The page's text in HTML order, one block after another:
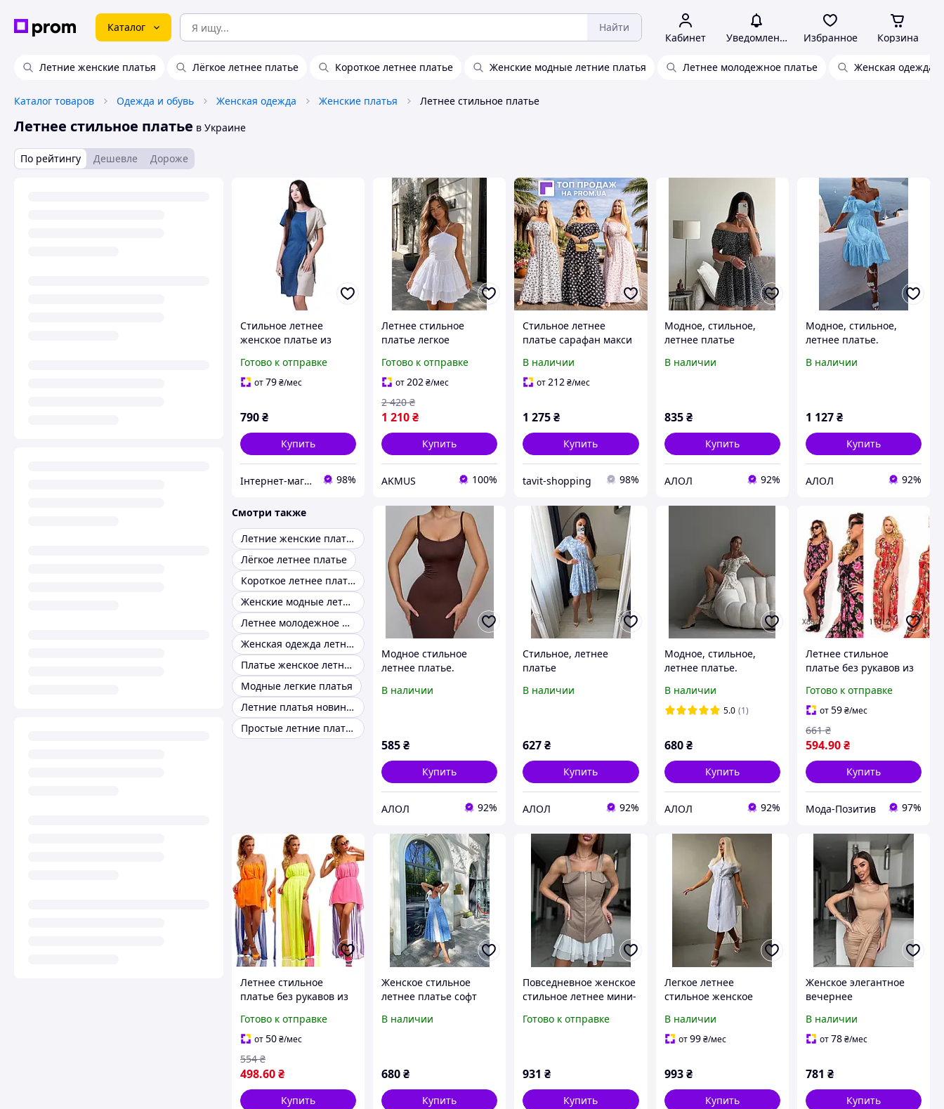
Каталог Найти
Кабинет Уведомления Избранное Корзина
Летние женские платья Лёгкое летнее платье Короткое летнее платье Женские модные летние платья Летнее молодежное платье Женская одежда
Каталог товаров Одежда и обувь Женская одежда Женские платья Летнее стильное платье
Летнее стильное платье в Украине
По рейтингу Дешевле Дороже
Стильное летнее
женское платье из
Готово к отправке
от79₴/мес
790₴
Купить
Інтернет-магазин "BOLIMI" 98%
Летнее стильное
платье легкое
Стильный сарафан из
хлопка на бретельках
Мини-платья
Красивые модные
Готово к отправке
от202₴/мес
1 210₴
2 420 ₴
Купить
AKMUS 100%
Стильное летнее
платье сарафан макси
В наличии
от212₴/мес
1 275₴
Купить
tavit-shopping 98%
Модное, стильное,
летнее платье
В наличии
835 ₴
Купить
АЛОЛ 92%
Модное, стильное,
летнее платье.
В наличии
1 127₴
Купить
АЛОЛ 92%
Смотри также
Летние женские платья
Лёгкое летнее платье
Короткое летнее платье
Женские модные летние платья
Летнее молодежное платье
Женская одежда летнее платье
Платье женское летнее легкое
Модные легкие платья
Летние платья новинки
Простые летние платья
Модное стильное
летнее платье.
В наличии
585₴
Купить
АЛОЛ 92%
Стильное, летнее
платье
В наличии
627₴
Купить
АЛОЛ 92%
Модное, стильное,
летнее платье.
В наличии
5.0 (1)
680 ₴
Купить
АЛОЛ 92%
Летнее стильное
платье без рукавов из
норма
Готово к отправке
от59₴/мес
594.90₴
661 ₴
Купить
Мода-Позитив 97%
Летнее стильное
платье без рукавов из
норма
Готово к отправке
от50₴/мес
498.60₴
554 ₴
Купить
Женское стильное
летнее платье софт
В наличии
680₴
Купить
Повседневное женское
стильное летнее мини-
юбкой с воланами,
Готово к отправке
931 ₴
Купить
Легкое летнее
стильное женское
нежную полоску
розовый голубой 42-44
В наличии
от99 ₴/мес
993 ₴
Купить
Женское элегантное
вечернее
стильное летнее
платье 42-44 46-48
В наличии
от78₴/мес
781 ₴
Купить